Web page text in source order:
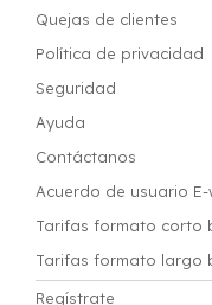
Quejas de clientes
Política de privacidad
Seguridad
Ayuda
Contáctanos
Acuerdo de usuario
Tarifas formato corto
Tarifas formato largo
Regístrate